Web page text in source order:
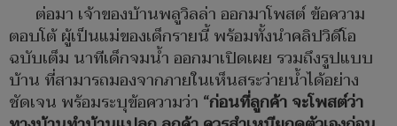
ต่อมา เจ้าของบ้านพลูวิลล่า ออกมาโพสต์ ข้อความ
ตอบโต้ ผู้เป็นแม่ของเด็กรายนี้ พร้อมทั้งนำคลิปวิดีโอ
ฉบับเต็ม นาทีเด็กจมน้ำ ออกมาเปิดเผย รวมถึงรูปแบบ
บ้าน ที่สามารถมองจากภายในเห็นสระว่ายน้ำได้อย่าง
ชัดเจน พร้อมระบุข้อความว่า “ก่อนที่ลูกค้า จะโพสต์ว่า